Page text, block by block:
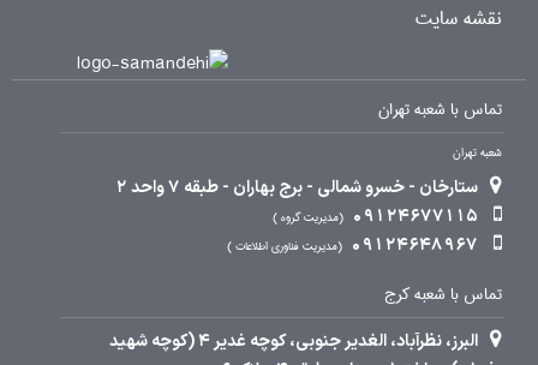
نقشه سایت
تماس با شعبه تهران
شعبه تهران
ستارخان - خسرو شمالی - برج بهاران - طبقه 7 واحد 2
09124677115
مدیریت گروه
09124648967 مدیریت فناوری اطلاعات
تماس با شعبه کرج
البرز، نظرآباد، الغدیر جنوبی، کوچه غدیر 4 (کوچه شهید